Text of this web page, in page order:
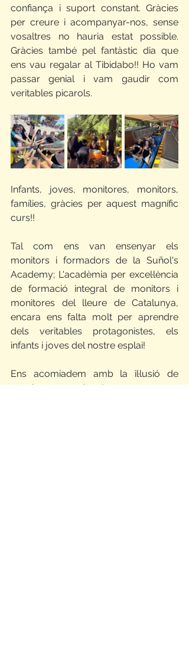
confiança i suport constant. Gràcies
per creure i acompanyar-nos, sense
vosaltres no hauria estat possible.
Gràcies també pel fantàstic dia que
ens vau regalar al Tibidabo!! Ho vam
passar genial i vam gaudir com
veritables picarols.
Infants, joves, monitores, monitors,
famílies, gràcies per aquest magnífic
curs!!
Tal com ens van ensenyar els
monitors i formadors de la Suñol's
Academy; L'acadèmia per excel·lència
de formació integral de monitors i
monitores del lleure de Catalunya,
encara ens falta molt per aprendre
dels veritables protagonistes, els
infants i joves del nostre esplai!
Ens acomiadem amb la il·lusió de
retrobar-nos molt aviat...